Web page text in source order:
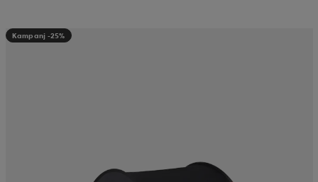
Kampanj -25%